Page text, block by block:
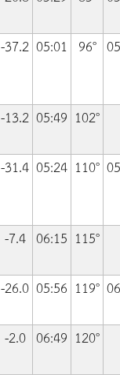
-37.2 05:01 96°
-13.2 05:49 102°
-31.4 05:24 110°
-7.4 06:15 115°
-26.0 05:56 119°
-2.0 06:49 120°